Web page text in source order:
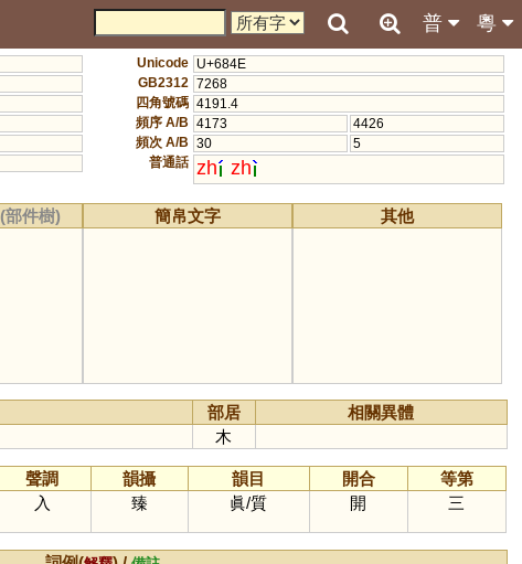
粵
普
Unicode U+684E
GB2312 7268
四角號碼 4191.4
頻序 A/B 4173
4426
頻次 A/B 30
5
普通話 zh zh
(部件樹) 簡帛文字 其他
部居
相關異體
木
聲調 韻攝 韻目 開合
等第
入 臻 眞/質 開 三